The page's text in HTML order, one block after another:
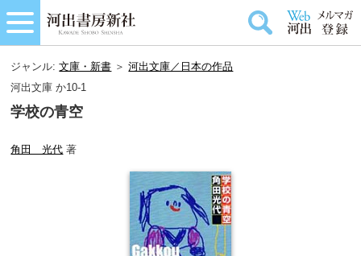
ジャンル:文庫・新書 ＞河出文庫／日本の作品
河出文庫 か10-1
学校の青空
角田 光代 著